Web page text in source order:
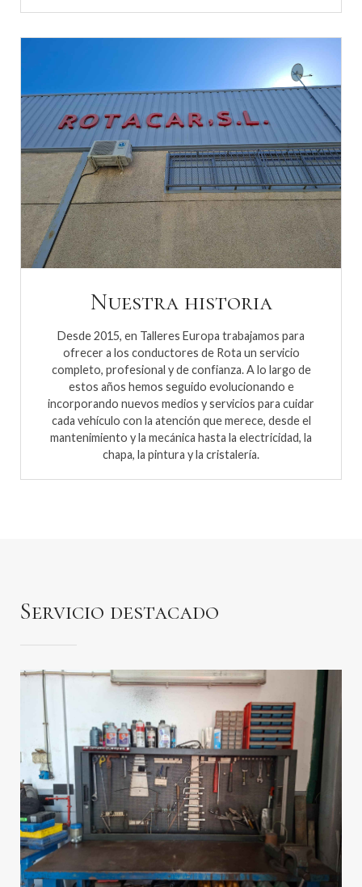
Nuestra historia
Desde 2015, en Talleres Europa trabajamos para
ofrecer a los conductores de Rota un servicio
completo, profesional y de confianza. A lo largo de
estos años hemos seguido evolucionando e
incorporando nuevos medios y servicios para cuidar
cada vehículo con la atención que merece, desde el
mantenimiento y la mecánica hasta la electricidad, la
chapa, la pintura y la cristalería.
Servicio destacado